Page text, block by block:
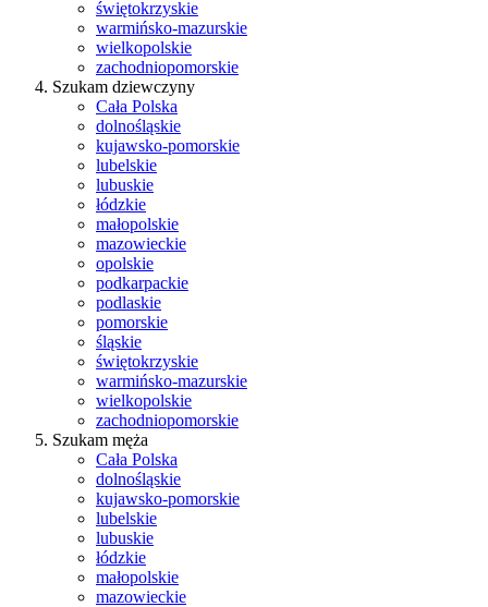
świętokrzyskie
warmińsko-mazurskie
wielkopolskie
zachodniopomorskie
Szukam dziewczyny
Cała Polska
dolnośląskie
kujawsko-pomorskie
lubelskie
lubuskie
łódzkie
małopolskie
mazowieckie
opolskie
podkarpackie
podlaskie
pomorskie
śląskie
świętokrzyskie
warmińsko-mazurskie
wielkopolskie
zachodniopomorskie
Szukam męża
Cała Polska
dolnośląskie
kujawsko-pomorskie
lubelskie
lubuskie
łódzkie
małopolskie
mazowieckie